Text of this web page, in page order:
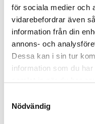
för sociala medier och
vidarebefordrar även
information från din
annons- och
Dessa kan i sin tur
information som du
Nödvändig